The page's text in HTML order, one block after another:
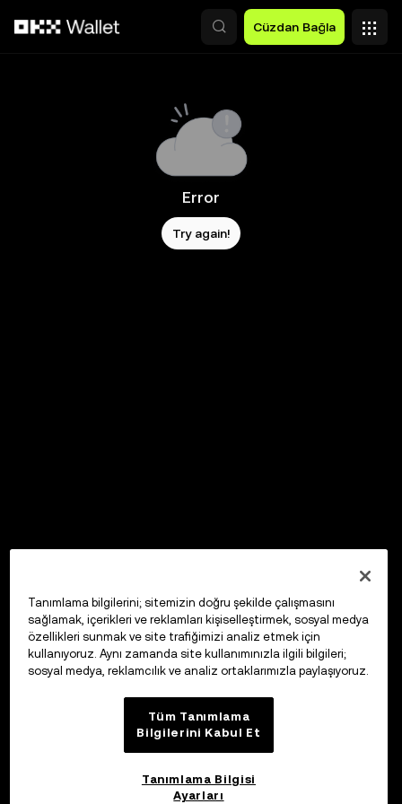
Cüzdan Bağla
Error
Try again!
Tanımlama bilgilerini; sitemizin doğru şekilde çalışmasını
sağlamak, içerikleri ve reklamları kişiselleştirmek, sosyal medya
özellikleri sunmak ve site trafiğimizi analiz etmek için
kullanıyoruz. Aynı zamanda site kullanımınızla ilgili bilgileri;
sosyal medya, reklamcılık ve analiz ortaklarımızla paylaşıyoruz.
Tüm Tanımlama
Bilgilerini Kabul Et
Tanımlama Bilgisi
Ayarları